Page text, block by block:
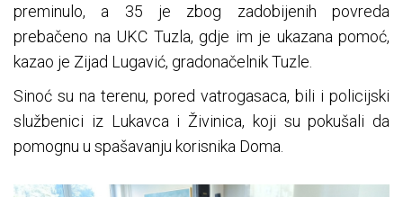
preminulo, a 35 je zbog zadobijenih povreda
prebačeno na UKC Tuzla, gdje im je ukazana pomoć,
kazao je Zijad Lugavić, gradonačelnik Tuzle.
Sinoć su na terenu, pored vatrogasaca, bili i policijski
službenici iz Lukavca i Živinica, koji su pokušali da
pomognu u spašavanju korisnika Doma.